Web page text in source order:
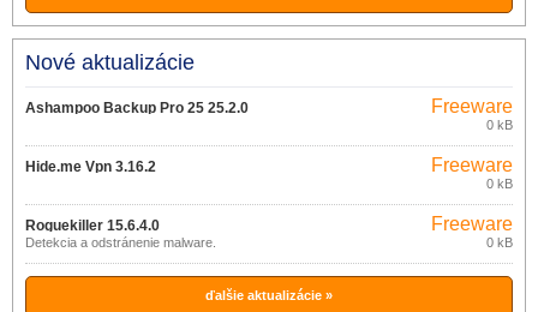
Nové aktualizácie
Ashampoo Backup Pro 25 25.2.0 Freeware
0 kB
Hide.me Vpn 3.16.2 Freeware
0 kB
Roguekiller 15.6.4.0
Detekcia a odstránenie malware.
Freeware
0 kB
ďalšie aktualizácie »